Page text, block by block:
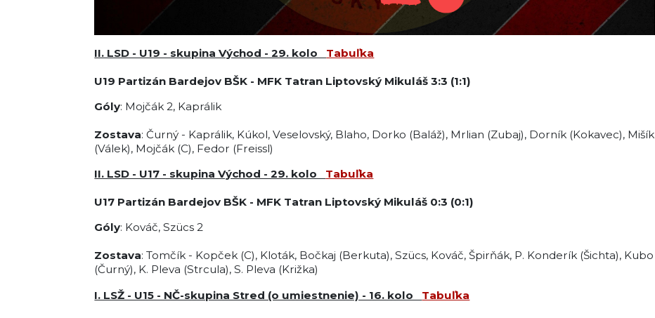
II. LSD - U19 - skupina Východ - 29. kolo Tabuľka
U19 Partizán Bardejov BŠK - MFK Tatran Liptovský Mikuláš 3:3 (1:1)
Góly: Mojčák 2, Kaprálik
Zostava: Čurný - Kaprálik, Kúkol, Veselovský, Blaho, Dorko (Baláž), Mrlian (Zubaj), Dorník (Kokavec), Mišík
(Válek), Mojčák (C), Fedor (Freissl)
II. LSD - U17 - skupina Východ - 29. kolo Tabuľka
U17 Partizán Bardejov BŠK - MFK Tatran Liptovský Mikuláš 0:3 (0:1)
Góly: Kováč, Szücs 2
Zostava: Tomčík - Kopček (C), Kloták, Bočkaj (Berkuta), Szücs, Kováč, Špirňák, P. Konderík (Šichta), Kubo
(Čurný), K. Pleva (Strcula), S. Pleva (Križka)
I. LSŽ - U15 - NČ-skupina Stred (o umiestnenie) - 16. kolo Tabuľka